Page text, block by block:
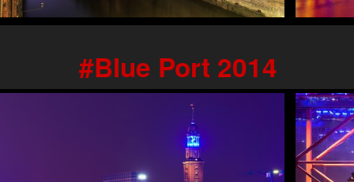
Blue Port 2014